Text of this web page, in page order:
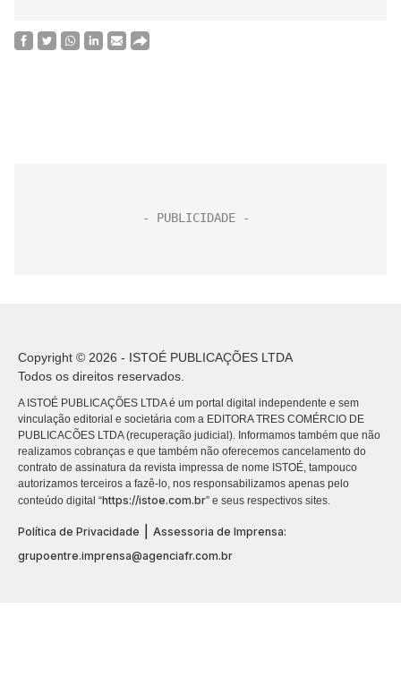
Copyright © 2026 - ISTOÉ PUBLICAÇÕES LTDA
Todos os direitos reservados.
A ISTOÉ PUBLICAÇÕES LTDA é um portal digital independente e sem
vinculação editorial e societária com a EDITORA TRES COMÉRCIO DE
PUBLICACÕES LTDA (recuperação judicial). Informamos também que não
realizamos cobranças e que também não oferecemos cancelamento do
contrato de assinatura da revista impressa de nome ISTOÉ, tampouco
autorizamos terceiros a fazê-lo, nos responsabilizamos apenas pelo
conteúdo digital “https://istoe.com.br” e seus respectivos sites.
Política de Privacidade
Assessoria de Imprensa:
grupoentre.imprensa@agenciafr.com.br